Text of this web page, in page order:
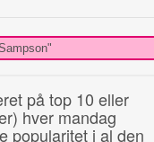
på top 10 eller
hver mandag
popularitet i al den